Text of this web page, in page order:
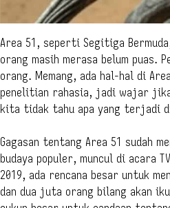
Area 51, seperti Segitiga
orang masih merasa belum puas.
orang. Memang, ada hal-hal di
penelitian rahasia, jadi wajar jika
kita tidak tahu apa yang terjadi
Gagasan tentang Area 51 sudah
budaya populer, muncul di acara
2019, ada rencana besar untuk
dan dua juta orang bilang akan